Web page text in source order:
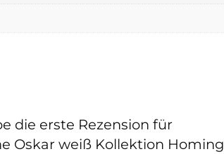
die erste Rezension für
Oskar weiß Kollektion Homing